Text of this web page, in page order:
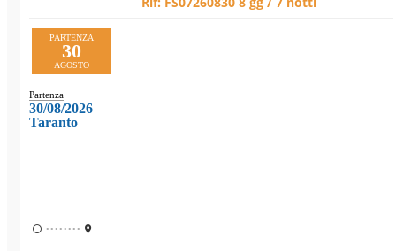
PARTENZA
30
AGOSTO
Partenza
30/08/2026
Taranto
••••••••